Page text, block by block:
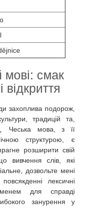
мові: смак
відкриття
захоплива подорож,
традицій та,
Чеська мова, з її
структурою, є
розширити свій
вивчення слів, які
дозвольте мені
лексичні
для справді
занурення у